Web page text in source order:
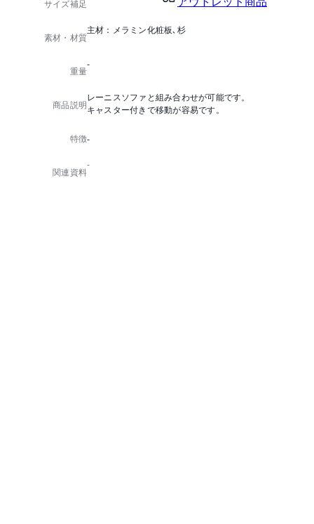
サイズ補足
素材・材質
主材：メラミン化粧板､杉
重量
-
商品説明
レーニスソファと組み合わせが可能です。
キャスター付きで移動が容易です。
特徴-
関連資料
-